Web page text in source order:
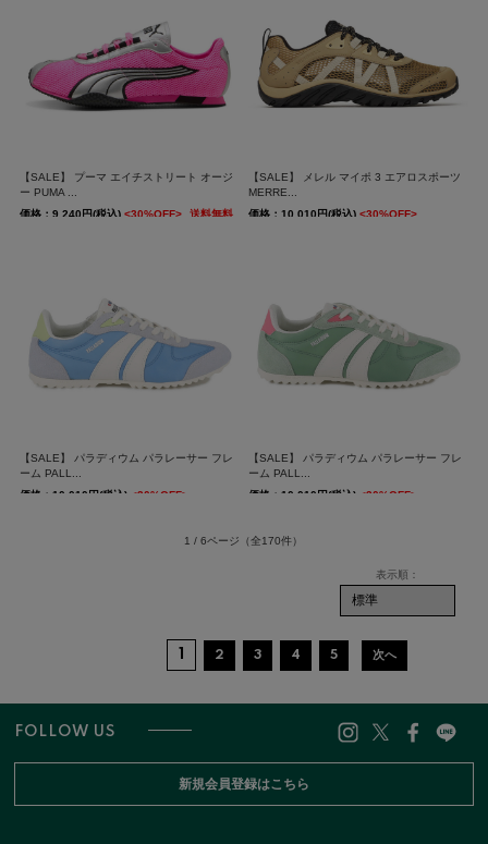
【SALE】 プーマ エイチストリート オージ
ー PUMA ...
価格：9,240円(税込) <30%OFF> 送料無料
【SALE】 メレル マイポ 3 エアロスポーツ
MERRE...
価格：10,010円(税込)<30%OFF>
【SALE】 パラディウム パラレーサー フレ
ーム PALL...
価格：10,010円(税込) <30%OFF>
【SALE】 パラディウム パラレーサー フレ
ーム PALL...
価格：10,010円(税込) <30%OFF>
1 / 6ページ （全170件）
2 3 4 5 次へ
FOLLOW US
新規会員登録はこちら